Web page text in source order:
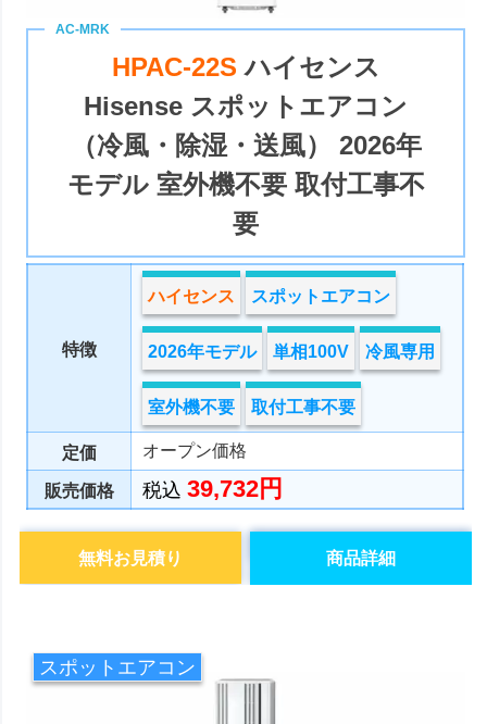
HPAC-22Sハイセンス
Hisense スポットエアコン
（冷風・除湿・送風） 2026年
モデル 室外機不要 取付工事不
要
特徴
ハイセンス スポットエアコン
2026年モデル 単相100V 冷風専用
室外機不要 取付工事不要
定価 オープン価格
販売価格 税込39,732円
商品詳細
無料お見積り
スポットエアコン